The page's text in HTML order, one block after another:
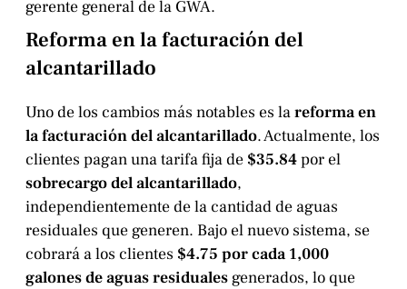
gerente general de la GWA.
Reforma en la facturación del
alcantarillado
Uno de los cambios más notables es lareforma en
la facturación del alcantarillado. Actualmente, los
clientes pagan una tarifa fija de $35.84por el
sobrecargo del alcantarillado,
independientemente de la cantidad de aguas
residuales que generen. Bajo el nuevo sistema, se
cobrará a los clientes $4.75 por cada 1,000
galones de aguas residuales generados, lo que